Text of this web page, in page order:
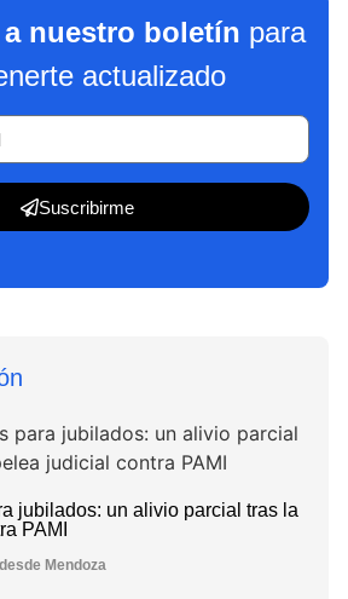
nuestro boletín para
actualizado
Suscribirme
jubilados: un alivio parcial tras la
PAMI
Mendoza